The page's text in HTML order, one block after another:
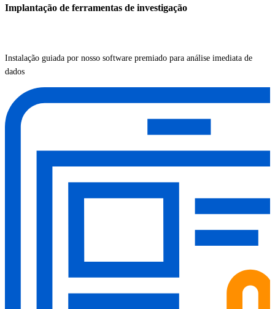
Implantação de ferramentas de investigação
Instalação guiada por nosso software premiado para análise imediata de
dados